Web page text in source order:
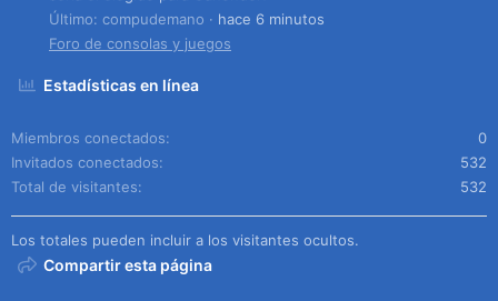
Último: compudemano
hace 6 minutos
Foro de consolas y juegos
Estadísticas en línea
Miembros conectados
0
Invitados conectados
532
Total de visitantes
532
Los totales pueden incluir a los visitantes ocultos.
Compartir esta página